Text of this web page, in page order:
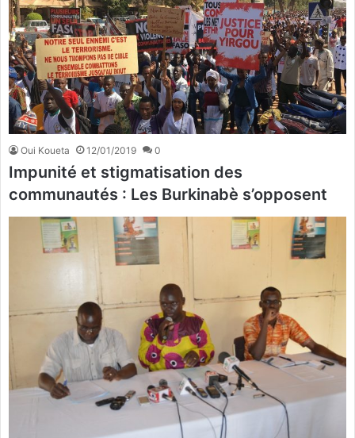
Oui Koueta 12/01/2019 0
Impunité et stigmatisation des
communautés : Les Burkinabè s’opposent